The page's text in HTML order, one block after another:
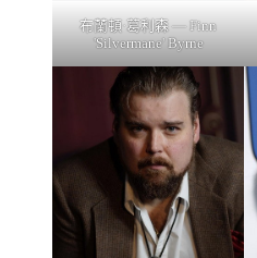
布蘭頓·葛利森 — Finn
'Silvermane' Byrne